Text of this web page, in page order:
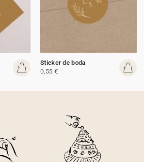
Sticker de boda
0,55 €